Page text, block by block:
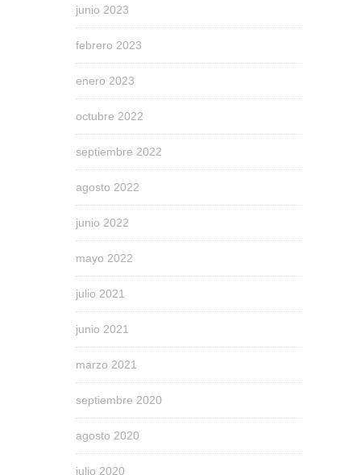
junio 2023
febrero 2023
enero 2023
octubre 2022
septiembre 2022
agosto 2022
junio 2022
mayo 2022
julio 2021
junio 2021
marzo 2021
septiembre 2020
agosto 2020
julio 2020